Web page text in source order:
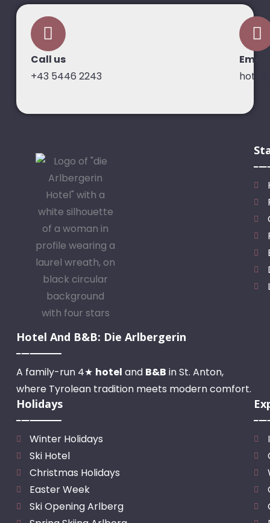
Call us
+43 5446 2243
Email
Hotel And B&B: Die Arlbergerin
A family-run 4★ hotel and B&B in St. Anton,
where Tyrolean tradition meets modern comfort.
Holidays
Winter Holidays
Ski Hotel
Christmas Holidays
Easter Week
Ski Opening Arlberg